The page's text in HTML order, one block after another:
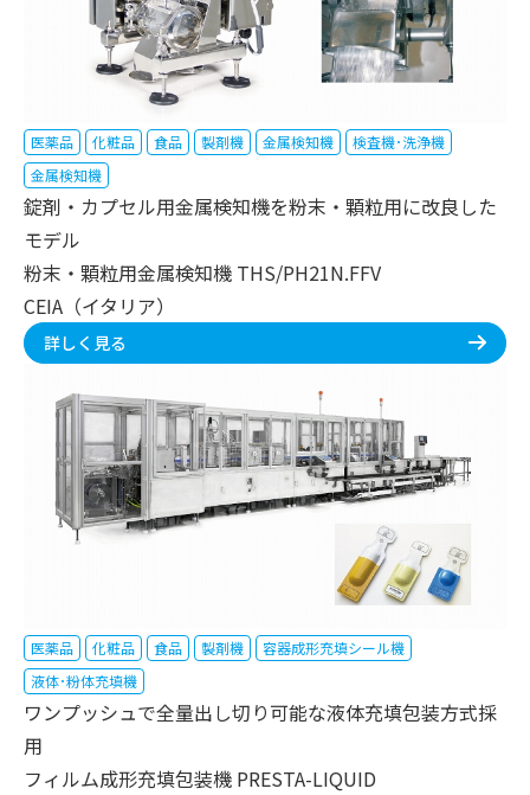
医薬品 化粧品 食品 製剤機 金属検知機
検査機･洗浄機
金属検知機
錠剤・カプセル用金属検知機を粉末・顆粒用に改良した
モデル
粉末・顆粒用金属検知機 THS/PH21N.FFV
CEIA（イタリア）
詳しく見る
医薬品 化粧品 食品 製剤機
容器成形充填シール機
液体･粉体充填機
ワンプッシュで全量出し切り可能な液体充填包装方式採
用
フィルム成形充填包装機 PRESTA-LIQUID